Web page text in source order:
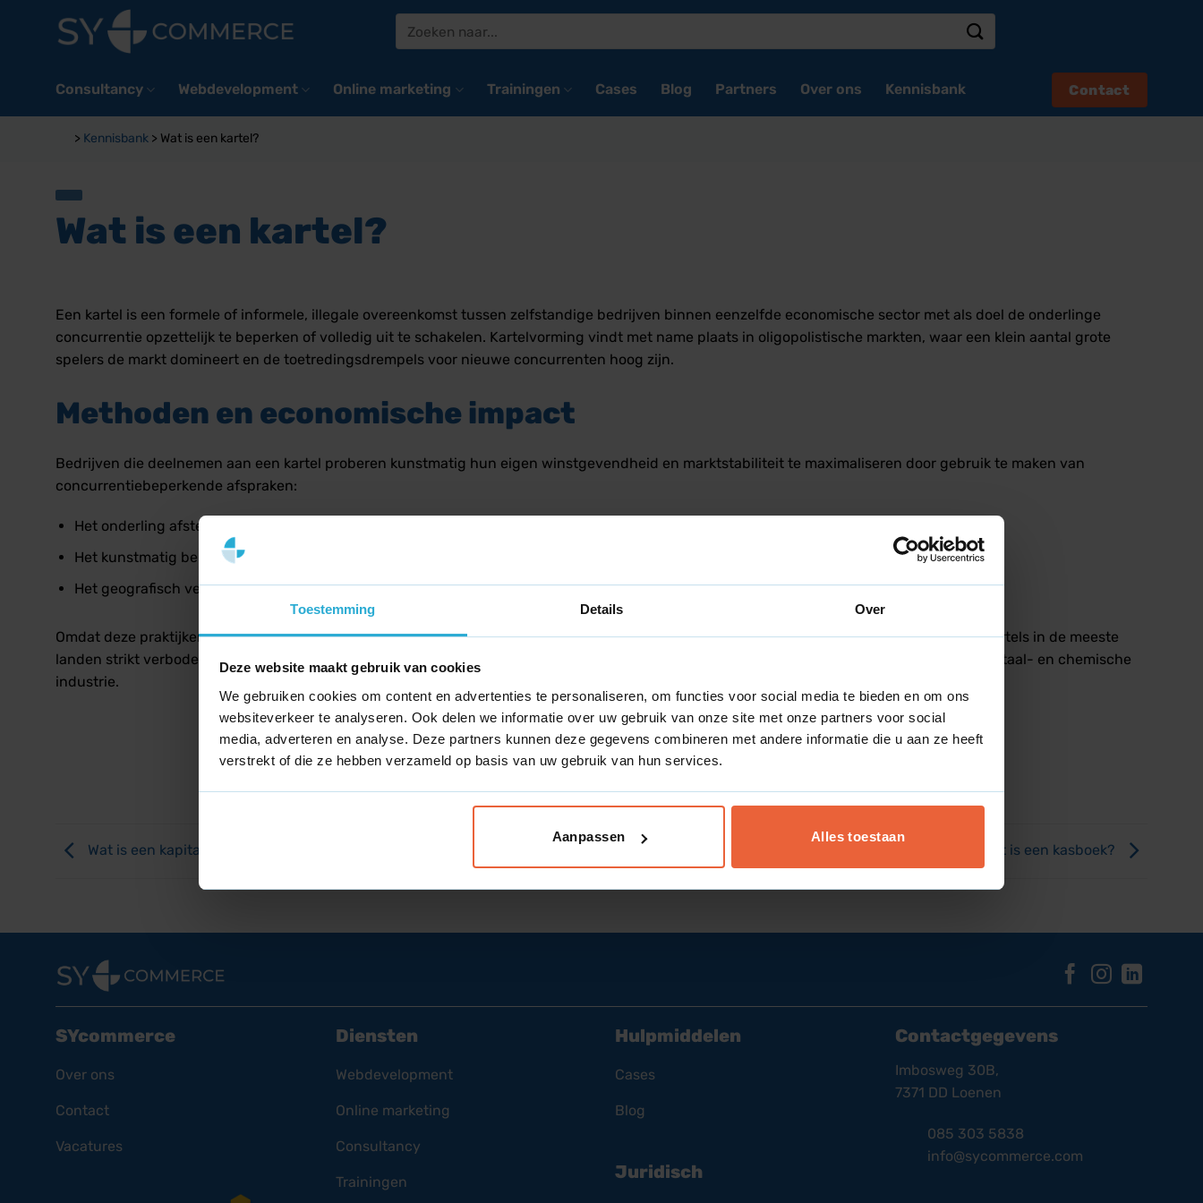
Toestemming Details Over
Deze website maakt gebruik van cookies
We gebruiken cookies om content en advertenties te personaliseren, om functies voor social media te bieden en om ons
websiteverkeer te analyseren. Ook delen we informatie over uw gebruik van onze site met onze partners voor social
media, adverteren en analyse. Deze partners kunnen deze gegevens combineren met andere informatie die u aan ze heeft
verstrekt of die ze hebben verzameld op basis van uw gebruik van hun services.
Aanpassen Alles toestaan
Consultancy Webdevelopment Online marketing Trainingen Cases Blog Partners Over ons Kennisbank Contact
> Kennisbank> Wat is een kartel?
Wat is een kartel?
Een kartel is een formele of informele, illegale overeenkomst tussen zelfstandige bedrijven binnen eenzelfde economische sector met als doel de onderlinge
concurrentie opzettelijk te beperken of volledig uit te schakelen. Kartelvorming vindt met name plaats in oligopolistische markten, waar een klein aantal grote
spelers de markt domineert en de toetredingsdrempels voor nieuwe concurrenten hoog zijn.
Methoden en economische impact
Bedrijven die deelnemen aan een kartel proberen kunstmatig hun eigen winstgevendheid en marktstabiliteit te maximaliseren door gebruik te maken van
concurrentiebeperkende afspraken:
Het onderling afstemmen en vastzetten van verkoopprijzen (prijsafspraken).
Het kunstmatig beperken van de productievolumes om schaarste te creëren.
Het geografisch verdelen van afzetgebieden, markten of specifieke klantgroepen.
Omdat deze praktijken de vrije marktwerking ernstig belemmeren en leiden tot hogere consumentenprijzen en verminderde innovatie, zijn kartels in de meeste
landen strikt verboden onder de antitrust- en mededingingswetgeving. Bekende sectoren waarin dit historisch veel voorkwam zijn de olie-, staal- en chemische
industrie.
Wat is een kapitaalgoed? Wat is een kasboek?
SYcommerce
Over ons
Contact
Vacatures
Diensten
Webdevelopment
Online marketing
Consultancy
Trainingen
Hulpmiddelen
Cases
Blog
Juridisch
Contactgegevens
Imbosweg 30B,
7371 DD Loenen
085 303 5838
info@sycommerce.com